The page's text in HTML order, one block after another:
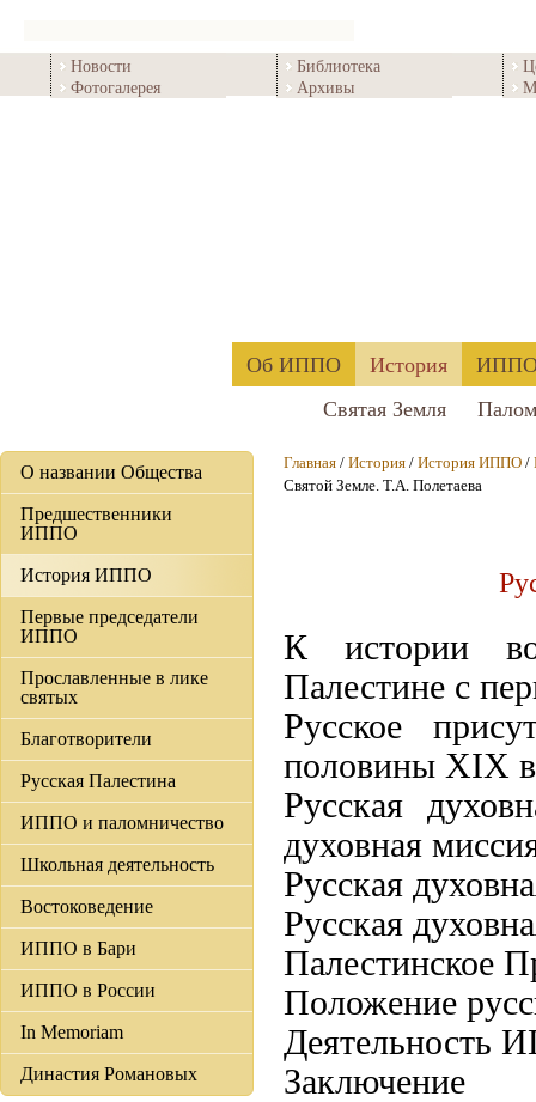
Новости
Фотогалерея
Библиотека
Архивы
Об ИППО История
ИППО
Святая Земля
О названии Общества
Предшественники
ИППО
История ИППО
Первые председатели
ИППО
Прославленные в лике
святых
Благотворители
Русская Палестина
ИППО и паломничество
Школьная деятельность
Востоковедение
ИППО в Бари
ИППО в России
In Memoriam
Династия Романовых
Главная / История / История ИППО /
Святой Земле. Т.А. Полетаева
К истории
Палестине с
Русское
половины XIX
Русская
духовная
Русская
Русская
Палестинское
Положение
Деятельность
Заключение